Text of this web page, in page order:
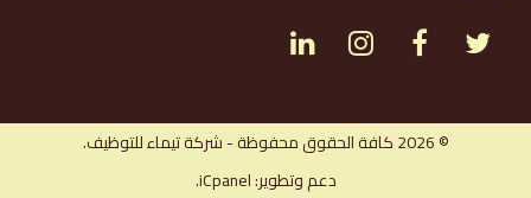
c
I
s
L
n
© 2026 كافة الحقوق محفوظة - شركة تيماء للتوظيف.
دعم وتطوير: iCpanel.